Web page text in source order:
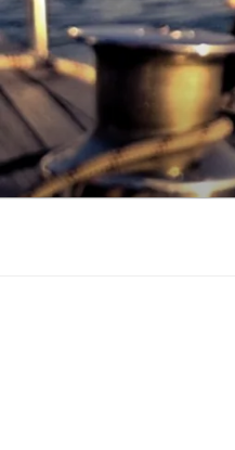
Hoppa
till
innehåll